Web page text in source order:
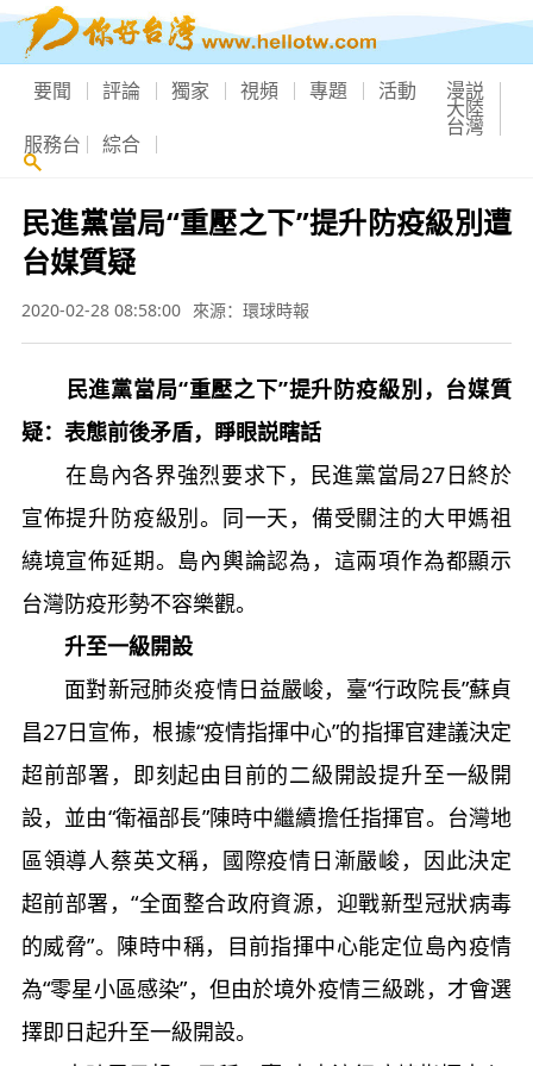
要聞 評論 獨家 視頻 專題 活動 漫説
大陸
台灣
服務台 綜合
民進黨當局“重壓之下”提升防疫級別遭
台媒質疑
2020-02-28 08:58:00 來源：環球時報
民進黨當局“重壓之下”提升防疫級別，台媒質
疑：表態前後矛盾，睜眼説瞎話
在島內各界強烈要求下，民進黨當局27日終於
宣佈提升防疫級別。同一天，備受關注的大甲媽祖
繞境宣佈延期。島內輿論認為，這兩項作為都顯示
台灣防疫形勢不容樂觀。
升至一級開設
面對新冠肺炎疫情日益嚴峻，臺“行政院長”蘇貞
昌27日宣佈，根據“疫情指揮中心”的指揮官建議決定
超前部署，即刻起由目前的二級開設提升至一級開
設，並由“衛福部長”陳時中繼續擔任指揮官。台灣地
區領導人蔡英文稱，國際疫情日漸嚴峻，因此決定
超前部署，“全面整合政府資源，迎戰新型冠狀病毒
的威脅”。陳時中稱，目前指揮中心能定位島內疫情
為“零星小區感染”，但由於境外疫情三級跳，才會選
擇即日起升至一級開設。